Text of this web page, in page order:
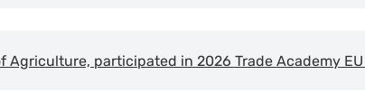
Agriculture, participated in 2026 Trade Academy